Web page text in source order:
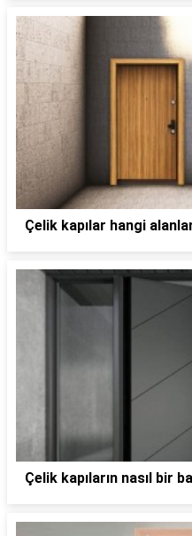
Çelik kapılar hangi
Çelik kapıların nasıl bir